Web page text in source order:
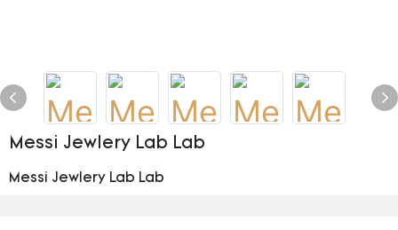
Messi Jewlery Lab Lab
Messi Jewlery Lab Lab